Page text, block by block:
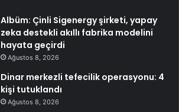
Albüm: Çinli Sigenergy şirketi, yapay
zeka destekli akıllı fabrika modelini
hayata geçirdi
Ağustos 8, 2026
Dinar merkezli tefecilik operasyonu: 4
kişi tutuklandı
Ağustos 8, 2026